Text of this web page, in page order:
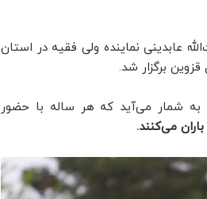
عابدینی نماینده ولی فقیه در استان
برگزار شد.
به شمار می‌آید که هر ساله با حضور
می‌کنند.